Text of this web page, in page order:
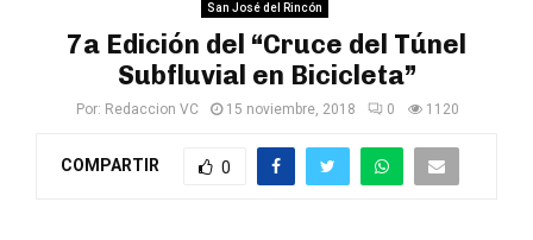
San José del Rincón
7a Edición del “Cruce del Túnel
Subfluvial en Bicicleta”
Por: Redaccion VC 15 noviembre, 2018 0 1120
COMPARTIR 0